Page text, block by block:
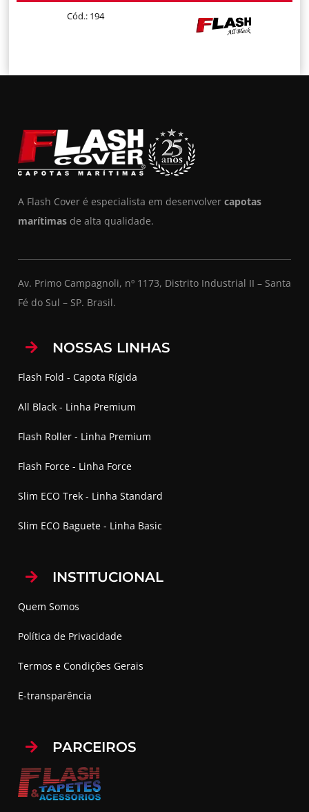
Cód.: 194
A Flash Cover é especialista em desenvolver capotas
marítimas de alta qualidade.
Av. Primo Campagnoli, nº 1173, Distrito Industrial II – Santa
Fé do Sul – SP. Brasil.
NOSSAS LINHAS
Flash Fold - Capota Rígida
All Black - Linha Premium
Flash Roller - Linha Premium
Flash Force - Linha Force
Slim ECO Trek - Linha Standard
Slim ECO Baguete - Linha Basic
INSTITUCIONAL
Quem Somos
Política de Privacidade
Termos e Condições Gerais
E-transparência
PARCEIROS